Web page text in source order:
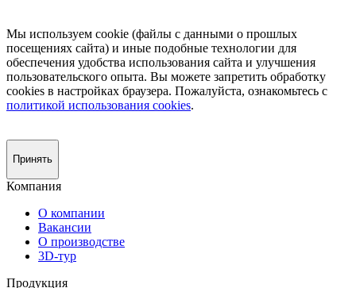
Мы используем cookie (файлы с данными о прошлых
посещениях сайта) и иные подобные технологии для
обеспечения удобства использования сайта и улучшения
пользовательского опыта. Вы можете запретить обработку
сookies в настройках браузера. Пожалуйста, ознакомьтесь с
политикой использования cookies.
Принять
Компания
О компании
Вакансии
О производстве
3D-тур
Продукция